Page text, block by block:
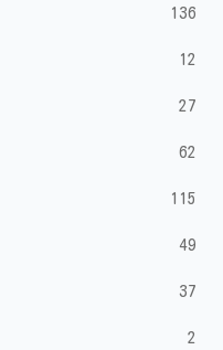
136
12
27
62
115
49
37
2